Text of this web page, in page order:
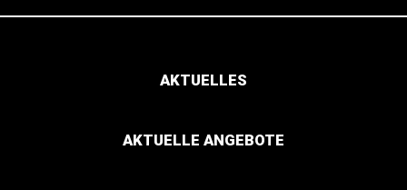
AKTUELLES
AKTUELLE ANGEBOTE